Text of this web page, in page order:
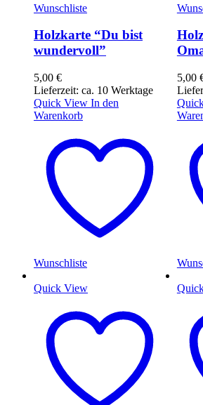
Wunschliste
Holzkarte “Du bist
wundervoll”
5,00 €
Lieferzeit: ca. 10 Werktage
Quick View In den
Warenkorb
Wunschliste
5,00
Quick View